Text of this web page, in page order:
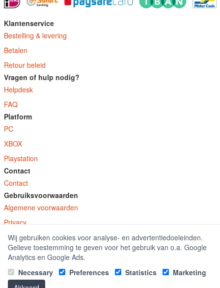
Klantenservice
Bestelling & levering
Betalen
Retour beleid
Vragen of hulp nodig?
Helpdesk
FAQ
Platform
PC
XBOX
Playstation
Contact
Contact
Gebruiksvoorwaarden
Algemene voorwaarden
Privacy
© E-Keys B.V. 2026
GamekeyDiscounter.nl is onderdeel van E-Keys B.V. geregistreerd onder kamer
van koophandel nummer 150771.
Wij gebruiken cookies voor analyse- en advertentiedoeleinden.
Gelieve toestemming te geven voor het gebruik van o.a. Google
Analytics en Google Ads.
Necessary
Preferences Statistics
Marketing